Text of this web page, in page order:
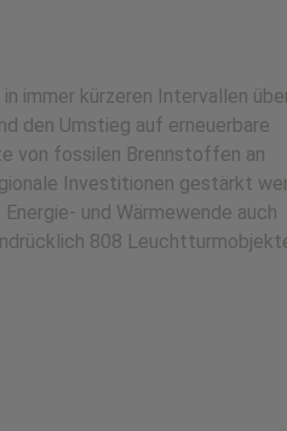
immer kürzeren Intervallen
den Umstieg auf erneuerbare
von fossilen Brennstoffen an
Investitionen gestärkt
und Wärmewende auch
808